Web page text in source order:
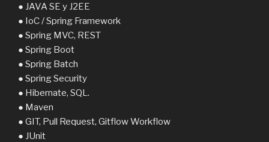
● JAVA SE y J2EE
● IoC / Spring Framework
● Spring MVC, REST
● Spring Boot
● Spring Batch
● Spring Security
● Hibernate, SQL.
● Maven
● GIT, Pull Request, Gitflow Workflow
● JUnit